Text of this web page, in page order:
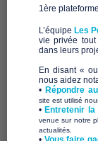
Pour réhabiliter
Carteret
exclusion,
1ère
L’équipe Les
vie privée
dans leurs
En disant «
nous aidez
• Répondre
site est utilisé
•Entretenir la
venue sur notre
actualités.